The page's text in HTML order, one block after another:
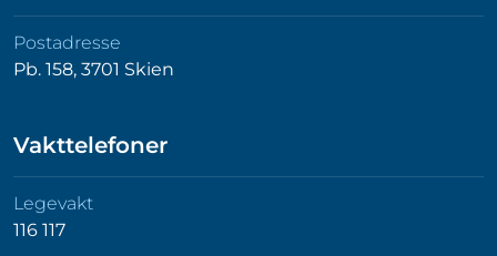
Postadresse
Pb. 158, 3701 Skien
Vakttelefoner
Legevakt
116 117